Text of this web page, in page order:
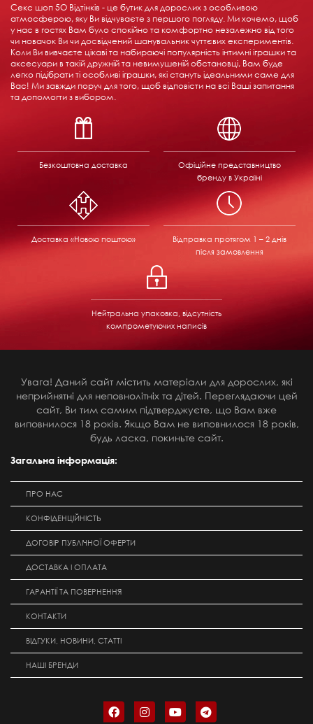
Секс шоп 5О Відтінків - це бутик для дорослих з особливою
атмосферою, яку Ви відчуваєте з першого погляду. Ми хочемо, щоб
у нас в гостях Вам було спокійно та комфортно незалежно від того
чи новачок Ви чи досвідчений шанувальник чуттєвих експериментів.
Коли Ви вивчаєте цікаві та набираючі популярність інтимні іграшки та
аксесуари в такій дружній та невимушеній обстановці, Вам буде
легко підібрати ті особливі іграшки, які стануть ідеальними саме для
Вас! Ми завжди поруч для того, щоб відповісти на всі Ваші запитання
та допомогти з вибором.
Безкоштовна доставка
Офіційне представництво
бренду в Україні
Доставка «Новою поштою» Відправка протягом 1 – 2 днів
після замовлення
Нейтральна упаковка, відсутність
компрометуючих написів
Увага! Даний сайт містить матеріали для дорослих, які
неприйнятні для неповнолітніх та дітей. Переглядаючи цей
сайт, Ви тим самим підтверджуєте, що Вам вже
виповнилося 18 років. Якщо Вам не виповнилося 18 років,
будь ласка, покиньте сайт.
Загальна інформація:
ПРО НАС
КОНФІДЕНЦІЙНІСТЬ
ДОГОВІР ПУБЛІЧНОЇ ОФЕРТИ
ДОСТАВКА І ОПЛАТА
ГАРАНТІЇ ТА ПОВЕРНЕННЯ
КОНТАКТИ
ВІДГУКИ, НОВИНИ, СТАТТІ
НАШІ БРЕНДИ